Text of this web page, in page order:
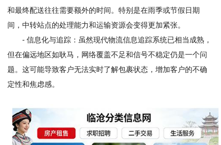
和最终配送往往需要额外的时间。特别是在雨季或节假日期
间，中转站点的处理能力和运输资源会变得更加紧张。
- 信息化与追踪：虽然现代物流信息追踪系统已相当成熟，
但在偏远地区如耿马，网络覆盖不足和信号不稳定仍是一个问
题。这可能导致客户无法实时了解包裹状态，增加客户的不确
定性和焦虑感。